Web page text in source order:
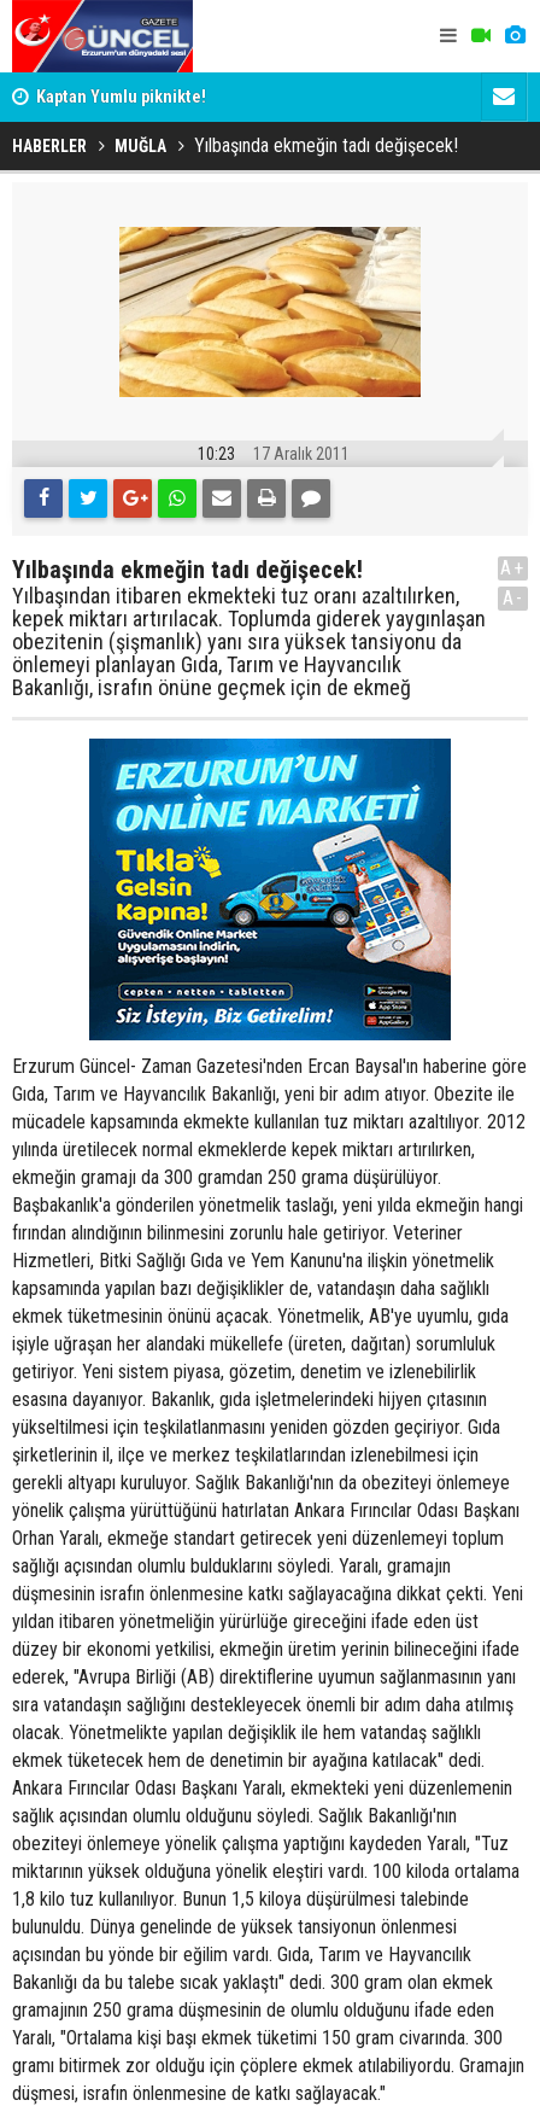
Kaptan Yumlu piknikte!
HABERLER MUĞLA Yılbaşında ekmeğin tadı değişecek!
10:23 17 Aralık 2011
Yılbaşında ekmeğin tadı değişecek!
Yılbaşından itibaren ekmekteki tuz oranı azaltılırken,
kepek miktarı artırılacak. Toplumda giderek yaygınlaşan
obezitenin (şişmanlık) yanı sıra yüksek tansiyonu da
önlemeyi planlayan Gıda, Tarım ve Hayvancılık
Bakanlığı, israfın önüne geçmek için de ekmeğ
A+
A-
Erzurum Güncel- Zaman Gazetesi'nden Ercan Baysal'ın haberine göre
Gıda, Tarım ve Hayvancılık Bakanlığı, yeni bir adım atıyor. Obezite ile
mücadele kapsamında ekmekte kullanılan tuz miktarı azaltılıyor. 2012
yılında üretilecek normal ekmeklerde kepek miktarı artırılırken,
ekmeğin gramajı da 300 gramdan 250 grama düşürülüyor.
Başbakanlık'a gönderilen yönetmelik taslağı, yeni yılda ekmeğin hangi
fırından alındığının bilinmesini zorunlu hale getiriyor. Veteriner
Hizmetleri, Bitki Sağlığı Gıda ve Yem Kanunu'na ilişkin yönetmelik
kapsamında yapılan bazı değişiklikler de, vatandaşın daha sağlıklı
ekmek tüketmesinin önünü açacak. Yönetmelik, AB'ye uyumlu, gıda
işiyle uğraşan her alandaki mükellefe (üreten, dağıtan) sorumluluk
getiriyor. Yeni sistem piyasa, gözetim, denetim ve izlenebilirlik
esasına dayanıyor. Bakanlık, gıda işletmelerindeki hijyen çıtasının
yükseltilmesi için teşkilatlanmasını yeniden gözden geçiriyor. Gıda
şirketlerinin il, ilçe ve merkez teşkilatlarından izlenebilmesi için
gerekli altyapı kuruluyor. Sağlık Bakanlığı'nın da obeziteyi önlemeye
yönelik çalışma yürüttüğünü hatırlatan Ankara Fırıncılar Odası Başkanı
Orhan Yaralı, ekmeğe standart getirecek yeni düzenlemeyi toplum
sağlığı açısından olumlu bulduklarını söyledi. Yaralı, gramajın
düşmesinin israfın önlenmesine katkı sağlayacağına dikkat çekti. Yeni
yıldan itibaren yönetmeliğin yürürlüğe gireceğini ifade eden üst
düzey bir ekonomi yetkilisi, ekmeğin üretim yerinin bilineceğini ifade
ederek, "Avrupa Birliği (AB) direktiflerine uyumun sağlanmasının yanı
sıra vatandaşın sağlığını destekleyecek önemli bir adım daha atılmış
olacak. Yönetmelikte yapılan değişiklik ile hem vatandaş sağlıklı
ekmek tüketecek hem de denetimin bir ayağına katılacak" dedi.
Ankara Fırıncılar Odası Başkanı Yaralı, ekmekteki yeni düzenlemenin
sağlık açısından olumlu olduğunu söyledi. Sağlık Bakanlığı'nın
obeziteyi önlemeye yönelik çalışma yaptığını kaydeden Yaralı, "Tuz
miktarının yüksek olduğuna yönelik eleştiri vardı. 100 kiloda ortalama
1,8 kilo tuz kullanılıyor. Bunun 1,5 kiloya düşürülmesi talebinde
bulunuldu. Dünya genelinde de yüksek tansiyonun önlenmesi
açısından bu yönde bir eğilim vardı. Gıda, Tarım ve Hayvancılık
Bakanlığı da bu talebe sıcak yaklaştı" dedi. 300 gram olan ekmek
gramajının 250 grama düşmesinin de olumlu olduğunu ifade eden
Yaralı, "Ortalama kişi başı ekmek tüketimi 150 gram civarında. 300
gramı bitirmek zor olduğu için çöplere ekmek atılabiliyordu. Gramajın
düşmesi, israfın önlenmesine de katkı sağlayacak."